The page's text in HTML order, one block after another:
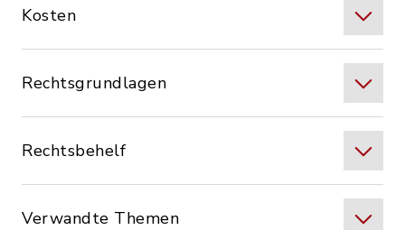
Kosten
Rechtsgrundlagen
Rechtsbehelf
Verwandte Themen